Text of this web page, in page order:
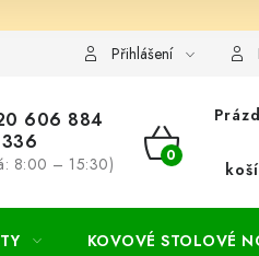
dodací podmínky Ochrana
Přihlášení
606 884
336
8:00 – 15:30)
NÁKUPNÍ
KOVOVÉ STOLOVÉ